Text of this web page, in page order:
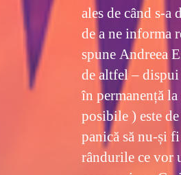
ales de când s-
de a ne informa
spune Andreea
de altfel – dispui
în permanență
posibile ) este
panică să nu-și
rândurile ce vor